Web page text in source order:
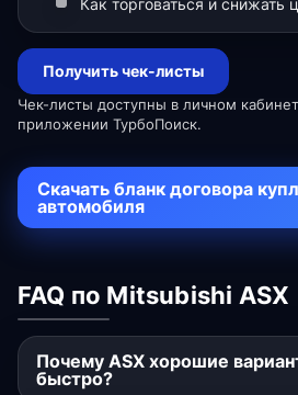
Как торговаться и снижать
Получить чек-листы
Чек-листы доступны в личном
приложении ТурбоПоиск.
Скачать бланк договора
автомобиля
FAQ по Mitsubishi ASX
Почему ASX хорошие
быстро?